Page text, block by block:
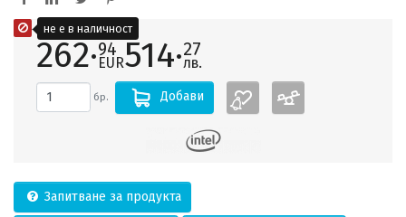
262·94
EUR514·27
лв.
бр. Добави
Запитване за продукта
не е в наличност